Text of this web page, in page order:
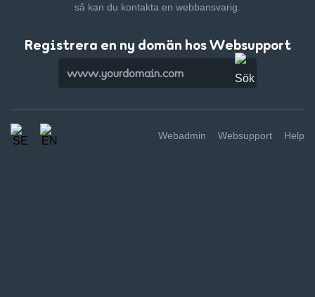
så kan du kontakta en webbansvarig.
Registrera en ny domän hos Websupport
Webadmin Websupport Help